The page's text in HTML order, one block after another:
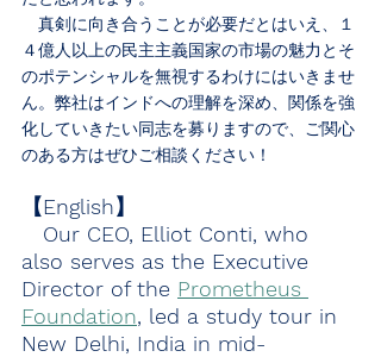
真剣に向き合うことが必要だとはいえ、１
４億人以上の民主主義国家の市場の魅力とそ
のポテンシャルを無視するわけにはいきませ
ん。弊社はインドへの理解を深め、関係を強
化していきたい同志を募りますので、ご関心
のある方はぜひご相談ください！
【English】
Our CEO, Elliot Conti, who
also serves as the Executive
Director of the Prometheus
Foundation, led a study tour in
New Delhi, India in mid-